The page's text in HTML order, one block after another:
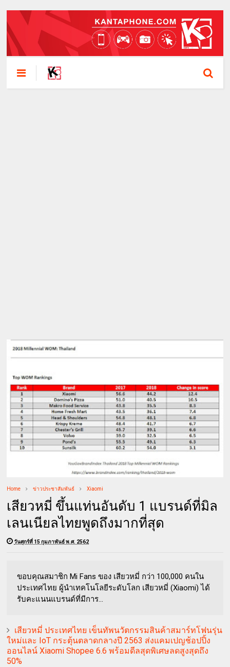
Home ข่าวประชาสัมพันธ์ Xiaomi
เสียวหมี่ ขึ้นแท่นอันดับ 1 แบรนด์ที่มิล
เลนเนียลไทยพูดถึงมากที่สุด
วันศุกร์ที่ 15 กุมภาพันธ์ พ.ศ. 2562
ขอบคุณสมาชิก Mi Fans ของ เสียวหมี่ กว่า 100,000 คนใน
ประเทศไทย ผู้นำเทคโนโลยีระดับโลก เสียวหมี่ (Xiaomi) ได้
รับคะแนนแบรนด์ที่มีการ...
เสียวหมี่ ประเทศไทย เข็นทัพนวัตกรรมสินค้าสมาร์ทโฟนรุ่น
ใหม่และ IoT กระตุ้นตลาดกลางปี 2563 ส่งแคมเปญช้อปปิ้ง
ออนไลน์ Xiaomi Shopee 6.6 พร้อมดีลสุดพิเศษลดสูงสุดถึง
50%